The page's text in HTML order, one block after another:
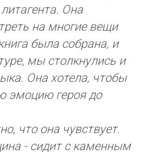
Она
на многие вещи
была собрана, и
мы столкнулись и
Она хотела, чтобы
эмоцию героя до
что она чувствует.
- сидит с каменным